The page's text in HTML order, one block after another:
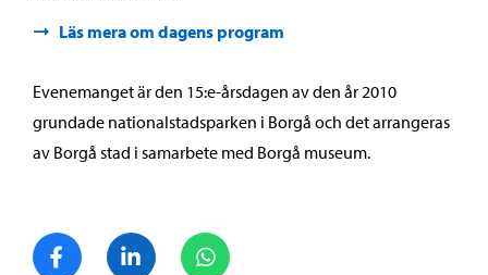
Läs mera om dagens program
Evenemanget är den 15:e-årsdagen av den år 2010
grundade nationalstadsparken i Borgå och det arrangeras
av Borgå stad i samarbete med Borgå museum.
Dela på FacebookDela på LinkedIn